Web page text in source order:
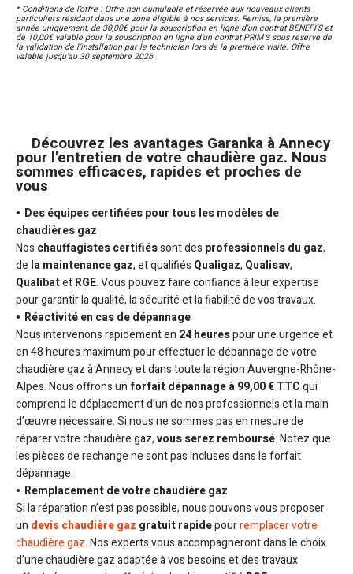
* Conditions de l’offre : Offre non cumulable et réservée aux nouveaux clients
particuliers résidant dans une zone éligible à nos services. Remise, la première
année uniquement, de 30,00€ pour la souscription en ligne d’un contrat BENEFI’S et
de 10,00€ valable pour la souscription en ligne d’un contrat PRIM’S sous réserve de
la validation de l’installation par le technicien lors de la première visite. Offre
valable jusqu’au 30 septembre 2026.
Découvrez les avantages Garanka à Annecy
pour l'entretien de votre chaudière gaz. Nous
sommes efficaces, rapides et proches de
vous
Des équipes certifiées pour tous les modèles de
chaudières gaz
Nos chauffagistes certifiéssont des professionnels du gaz,
de la maintenance gaz, et qualifiés Qualigaz, Qualisav,
QualibatetRGE. Vous pouvez faire confiance à leur expertise
pour garantir la qualité, la sécurité et la fiabilité de vos travaux.
Réactivité en cas de dépannage
Nous intervenons rapidement en 24 heurespour une urgence et
en 48 heures maximum pour effectuer le dépannage de votre
chaudière gaz à Annecy et dans toute la région Auvergne-Rhône-
Alpes. Nous offrons un forfait dépannage à 99,00 € TTCqui
comprend le déplacement d’un de nos professionnels et la main
d’œuvre nécessaire. Si nous ne sommes pas en mesure de
réparer votre chaudière gaz,vous serez remboursé. Notez que
les pièces de rechange ne sont pas incluses dans le forfait
dépannage.
Remplacement de votre chaudière gaz
Si la réparation n’est pas possible, nous pouvons vous proposer
un devis chaudière gaz gratuit rapidepourremplacer votre
chaudière gaz. Nos experts vous accompagneront dans le choix
d’une chaudière gaz adaptée à vos besoins et des travaux